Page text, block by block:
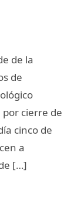
de la
de
cierre de
cinco de
a
[…]